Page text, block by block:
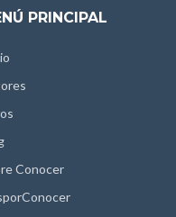
PRINCIPAL
Conocer